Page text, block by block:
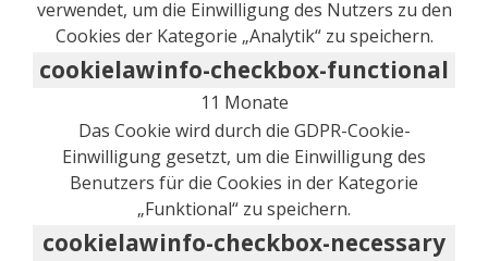
verwendet, um die Einwilligung des Nutzers zu den
Cookies der Kategorie „Analytik“ zu speichern.
cookielawinfo-checkbox-functional
11 Monate
Das Cookie wird durch die GDPR-Cookie-
Einwilligung gesetzt, um die Einwilligung des
Benutzers für die Cookies in der Kategorie
„Funktional“ zu speichern.
cookielawinfo-checkbox-necessary